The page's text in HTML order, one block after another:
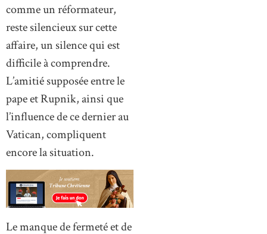
comme un réformateur,
reste silencieux sur cette
affaire, un silence qui est
difficile à comprendre.
L’amitié supposée entre le
pape et Rupnik, ainsi que
l’influence de ce dernier au
Vatican, compliquent
encore la situation.
Le manque de fermeté et de